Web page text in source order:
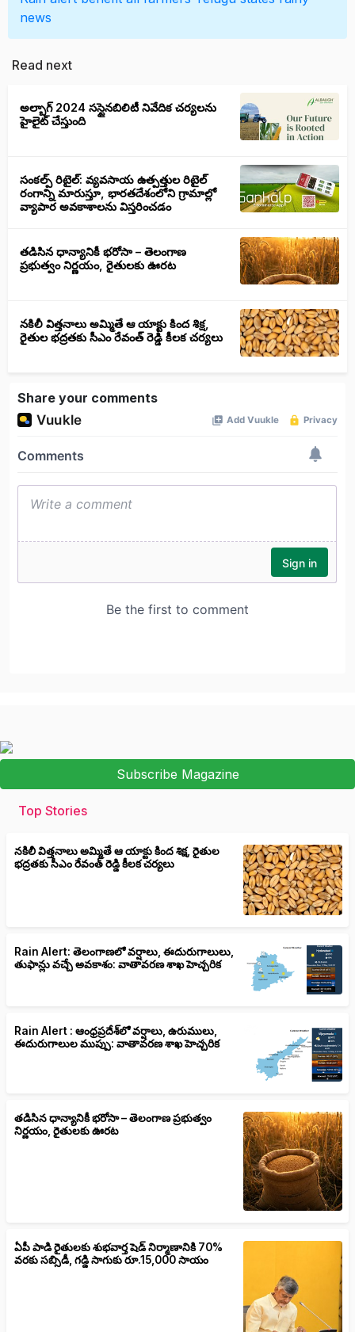
news
Read next
అల్బాగ్ 2024 సస్టైనబిలిటీ నివేదిక చర్యలను
హైలైట్ చేస్తుంది
సంకల్ప్ రిటైల్: వ్యవసాయ ఉత్పత్తుల రిటైల్
రంగాన్ని మారుస్తూ, భారతదేశంలోని గ్రామాల్లో
వ్యాపార అవకాశాలను విస్తరించడం
తడిసిన ధాన్యానికీ భరోసా – తెలంగాణ
ప్రభుత్వం నిర్ణయం, రైతులకు ఊరట
నకిలీ విత్తనాలు అమ్మితే ఆ యాక్టు కింద శిక్ష,
రైతుల భద్రతకు సీఎం రేవంత్ రెడ్డి కీలక చర్యలు
Share your comments
Subscribe Magazine
Top Stories
నకిలీ విత్తనాలు అమ్మితే ఆ యాక్టు కింద శిక్ష, రైతుల
భద్రతకు సీఎం రేవంత్ రెడ్డి కీలక చర్యలు
Rain Alert: తెలంగాణలో వర్షాలు, ఈదురుగాలులు,
తుఫాన్లు వచ్చే అవకాశం: వాతావరణ శాఖ హెచ్చరిక
Rain Alert : ఆంధ్రప్రదేశ్‌లో వర్షాలు, ఉరుములు,
ఈదురుగాలుల ముప్పు: వాతావరణ శాఖ హెచ్చరిక
తడిసిన ధాన్యానికీ భరోసా – తెలంగాణ ప్రభుత్వం
నిర్ణయం, రైతులకు ఊరట
ఏపీ పాడి రైతులకు శుభవార్త షెడ్ నిర్మాణానికి 70%
వరకు సబ్సిడీ, గడ్డి సాగుకు రూ.15,000 సాయం